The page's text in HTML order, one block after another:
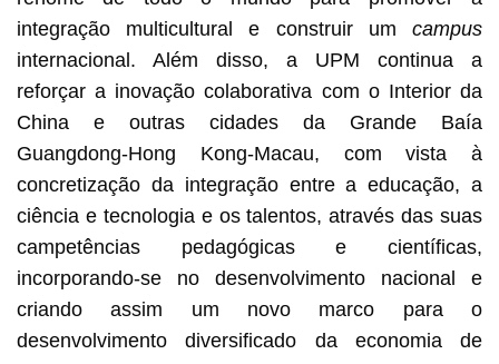
integração multicultural e construir umcampus
internacional. Além disso, a UPM continua a
reforçar a inovação colaborativa com o Interior da
China e outras cidades da Grande Baía
Guangdong-Hong Kong-Macau, com vista à
concretização da integração entre a educação, a
ciência e tecnologia e os talentos, através das suas
campetências pedagógicas e científicas,
incorporando-se no desenvolvimento nacional e
criando assim um novo marco para o
desenvolvimento diversificado da economia de